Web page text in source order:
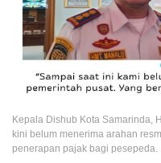
Kepala Dishub Kota Samarinda,
kini belum menerima arahan
penerapan pajak bagi pesepeda.